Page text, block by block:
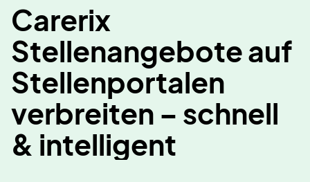
Carerix
Stellenangebote auf
Stellenportalen
verbreiten – schnell
& intelligent